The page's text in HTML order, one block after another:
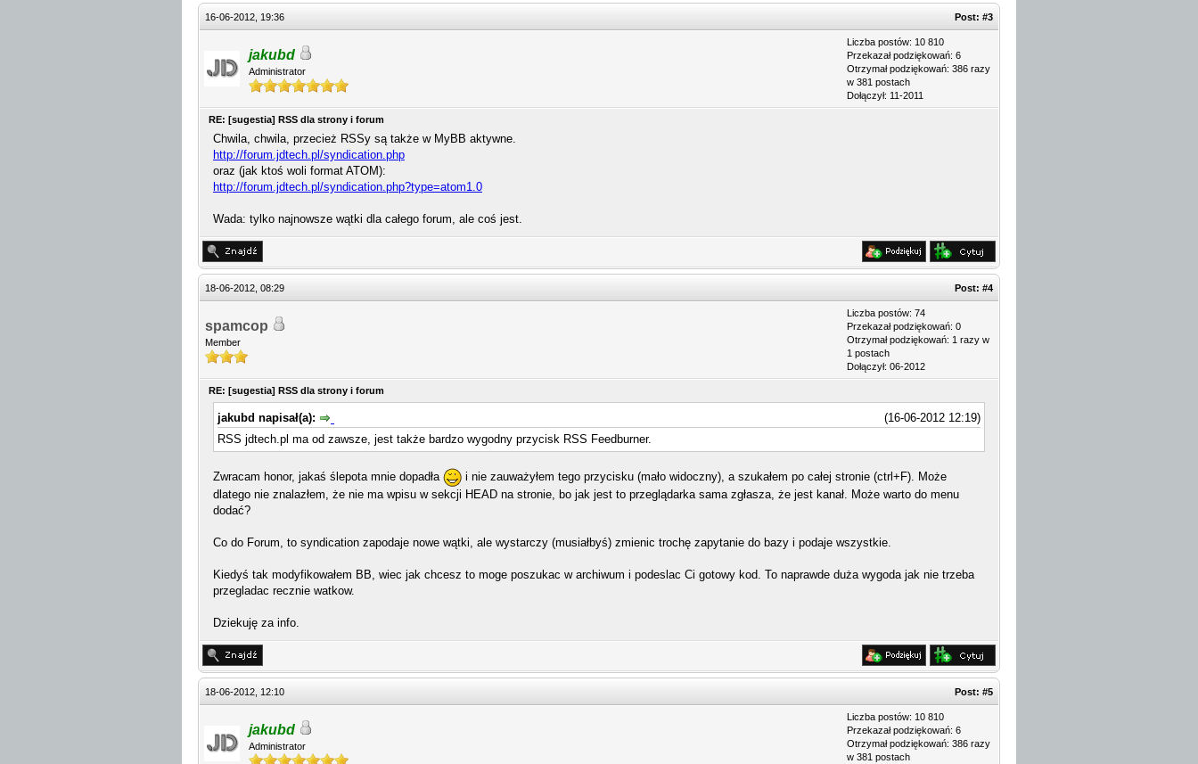
16-06-2012, 19:36 Post: #3
jakubd
Administrator
Liczba postów: 10 810
Przekazał podziękowań: 6
Otrzymał podziękowań: 386 razy
w 381 postach
Dołączył: 11-2011
RE: [sugestia] RSS dla strony i forum
Chwila, chwila, przecież RSSy są także w MyBB aktywne.
http://forum.jdtech.pl/syndication.php
oraz (jak ktoś woli format ATOM):
http://forum.jdtech.pl/syndication.php?type=atom1.0
Wada: tylko najnowsze wątki dla całego forum, ale coś jest.
18-06-2012, 08:29 Post: #4
spamcop
Member
Liczba postów: 74
Przekazał podziękowań: 0
Otrzymał podziękowań: 1 razy w
1 postach
Dołączył: 06-2012
RE: [sugestia] RSS dla strony i forum
(16-06-2012 12:19)
jakubd napisał(a):
RSS jdtech.pl ma od zawsze, jest także bardzo wygodny przycisk RSS Feedburner.
Zwracam honor, jakaś ślepota mnie dopadła
i nie zauważyłem tego przycisku (mało widoczny), a szukałem po całej stronie (ctrl+F). Może
dlatego nie znalazłem, że nie ma wpisu w sekcji HEAD na stronie, bo jak jest to przeglądarka sama zgłasza, że jest kanał. Może warto do menu
dodać?
Co do Forum, to syndication zapodaje nowe wątki, ale wystarczy (musiałbyś) zmienic trochę zapytanie do bazy i podaje wszystkie.
Kiedyś tak modyfikowałem BB, wiec jak chcesz to moge poszukac w archiwum i podeslac Ci gotowy kod. To naprawde duża wygoda jak nie trzeba
przegladac recznie watkow.
Dziekuję za info.
18-06-2012, 12:10 Post: #5
jakubd
Administrator
Liczba postów: 10 810
Przekazał podziękowań: 6
Otrzymał podziękowań: 386 razy
w 381 postach